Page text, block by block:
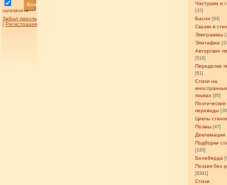
запомнить
Вход
Забыл пароль
| Регистрация
Частушки и
[37]
Басни [94]
Сказки в
Эпиграммы
Эпитафии
Авторские
[516]
Переделки
[61]
Стихи на
языках [95]
Поэтические
переводы
Циклы
Поэмы [47]
Декламации
Подборки
[145]
Белиберда
Поэзия без
[8341]
Стихи